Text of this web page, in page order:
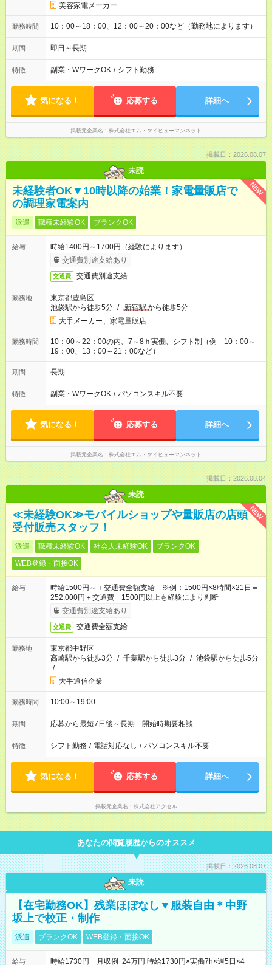
美容家電メーカー
勤務時間 10：00～18：00、12：00～20：00など（勤務地によります）
期間 即日～長期
特徴 副業・WワークOK / シフト勤務
気になる！ 応募する 詳細へ
掲載元企業名 株式会社エム・ケイヒューマンネット
掲載日：2026.08.07
未読
NEW
未経験者OK▼10時以降の始業！家電量販店で
の調理家電案内
派遣 職種未経験OK ブランクOK
給与
時給1400円～1700円（経験によります）
交通費別途支給あり
交通費 交通費別途支給
勤務地
東京都豊島区
池袋駅から徒歩5分 / 新宿駅から徒歩5分
大手メーカー、家電量販店
勤務時間
10：00～22：00の内、7～8ｈ実働、シフト制（例 10：00～
19：00、13：00～21：00など）
期間 長期
特徴 副業・WワークOK / パソコンスキル不要
気になる！ 応募する 詳細へ
掲載元企業名 株式会社エム・ケイヒューマンネット
掲載日：2026.08.04
未読
NEW
≪未経験OK≫モバイルショップや量販店の店頭
受付販売スタッフ！
派遣 職種未経験OK 社会人未経験OK
ブランクOK
WEB登録・面接OK
給与
時給1500円～＋交通費全額支給 ※例：1500円×8時間×21日＝
252,000円＋交通費 1500円以上も経験により判断
交通費別途支給あり
交通費 交通費全額支給
勤務地
東京都中野区
高崎駅から徒歩3分 / 千葉駅から徒歩3分 / 池袋駅から徒歩5分
/ …
大手通信企業
勤務時間 10:00～19:00
期間 応募から最短7日後～長期 開始時期要相談
特徴 シフト勤務 / 電話対応なし / パソコンスキル不要
気になる！ 応募する 詳細へ
掲載元企業名 株式会社アクセル
あなたの閲覧履歴からのオススメ
掲載日：2026.08.07
未読
【在宅勤務OK】残業ほぼなし▼服装自由＊中野
坂上で校正・制作
派遣 ブランクOK WEB登録・面接OK
給与 時給1730円 月収例 24万円 時給1730円×実働7h×週5日×4